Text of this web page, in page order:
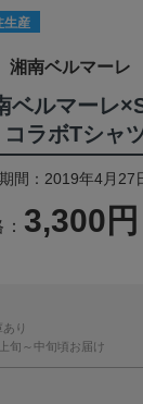
生産
湘南ベルマーレ
ベルマーレ
ラボTシャ
間：2019年4月
3,300円
あり
旬～中旬頃お届け